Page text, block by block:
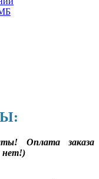
Оплата заказа
нет!)